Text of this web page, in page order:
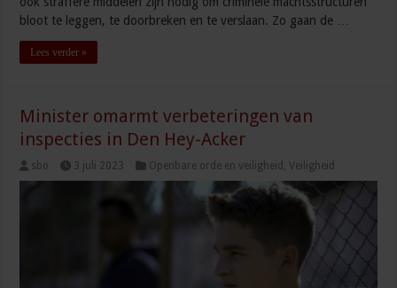
bloot te leggen, te doorbreken en te verslaan. Zo gaan de …
Lees verder »
Minister omarmt verbeteringen van
inspecties in Den Hey-Acker
sbo 3 juli 2023 Openbare orde en veiligheid ,Veiligheid